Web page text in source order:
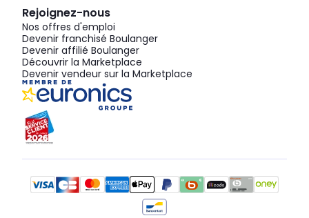
Rejoignez-nous
Nos offres d'emploi
Devenir franchisé Boulanger
Devenir affilié Boulanger
Découvrir la Marketplace
Devenir vendeur sur la Marketplace